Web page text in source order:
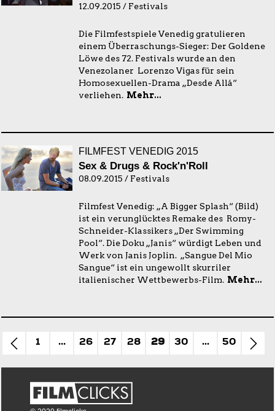
12.09.2015 / Festivals
Die Filmfestspiele Venedig gratulieren
einem Überraschungs-Sieger: Der Goldene
Löwe des 72. Festivals wurde an den
Venezolaner Lorenzo Vigas für sein
Homosexuellen-Drama „Desde Allá“
verliehen. Mehr...
FILMFEST VENEDIG 2015
Sex & Drugs & Rock'n'Roll
08.09.2015 / Festivals
Filmfest Venedig: „A Bigger Splash“ (Bild)
ist ein verunglücktes Remake des Romy-
Schneider-Klassikers „Der Swimming
Pool“. Die Doku „Janis“ würdigt Leben und
Werk von Janis Joplin. „Sangue Del Mio
Sangue“ ist ein ungewollt skurriler
italienischer Wettbewerbs-Film. Mehr...
1 ... 26 27 28 29 30 ... 50